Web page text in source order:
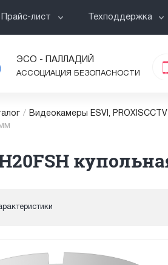
Прайс-лист Техподдержка
ЭСО - ПАЛЛАДИЙ
АССОЦИАЦИЯ БЕЗОПАСНОСТИ
/ Видеокамеры ESVI, PROXISCCTV